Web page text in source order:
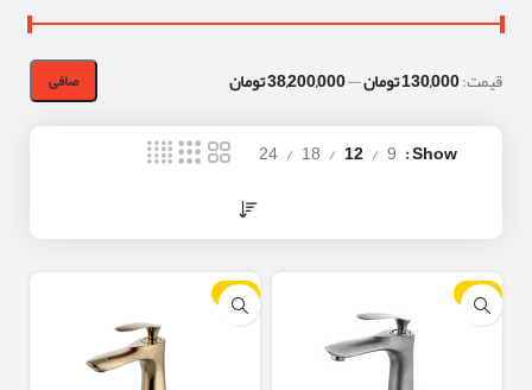
صافی قيمت:130,000 تومان —38,200,000 تومان
Show
9
12
18
24
-23%
-23%